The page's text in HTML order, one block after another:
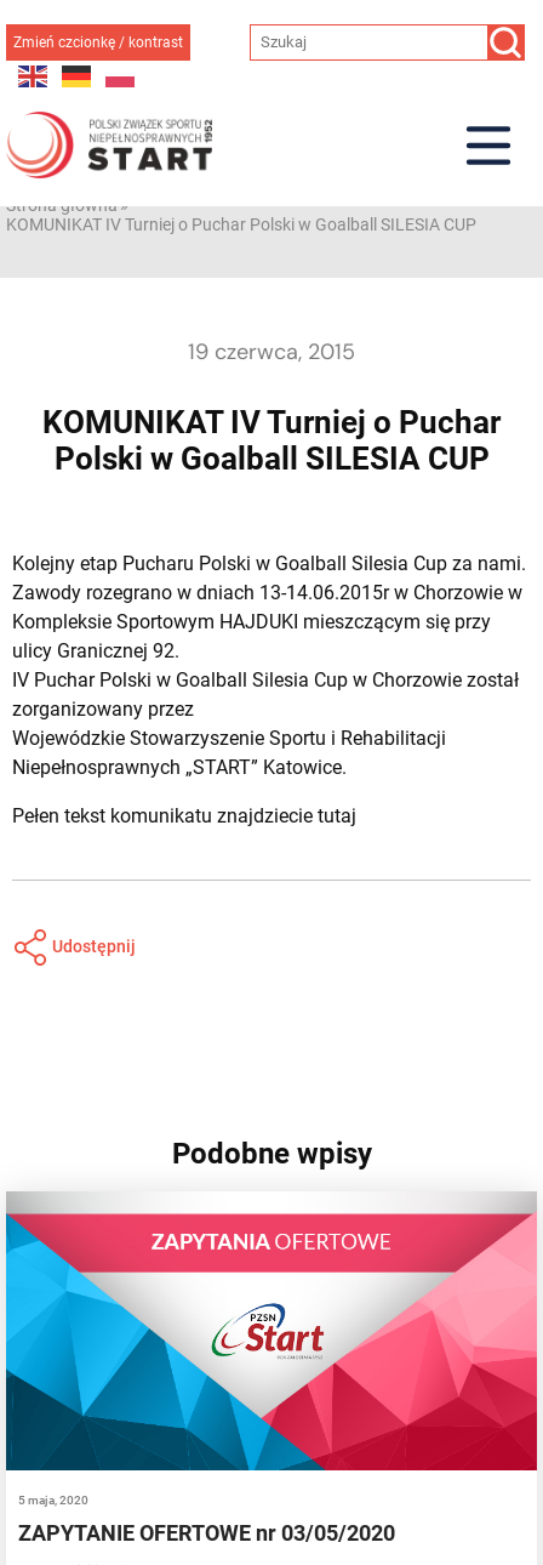
do
treści
Zmień czcionkę / kontrast
Strona główna»
KOMUNIKAT IV Turniej o Puchar Polski w Goalball SILESIA CUP
19 czerwca, 2015
KOMUNIKAT IV Turniej o Puchar
Polski w Goalball SILESIA CUP
Kolejny etap Pucharu Polski w Goalball Silesia Cup za nami.
Zawody rozegrano w dniach 13-14.06.2015r w Chorzowie w
Kompleksie Sportowym HAJDUKI mieszczącym się przy
ulicy Granicznej 92.
IV Puchar Polski w Goalball Silesia Cup w Chorzowie został
zorganizowany przez
Wojewódzkie Stowarzyszenie Sportu i Rehabilitacji
Niepełnosprawnych „START” Katowice.
Pełen tekst komunikatu znajdziecie tutaj
Udostępnij
Podobne wpisy
5 maja, 2020
ZAPYTANIE OFERTOWE nr 03/05/2020